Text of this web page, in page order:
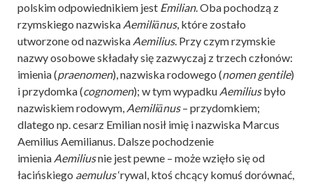
polskim odpowiednikiem jest Emilian. Oba pochodzą z
rzymskiego nazwiska Aemiliānus, które zostało
utworzone od nazwiska Aemilius. Przy czym rzymskie
nazwy osobowe składały się zazwyczaj z trzech członów:
imienia (praenomen), nazwiska rodowego (nomen gentile)
i przydomka (cognomen); w tym wypadku Aemiliusbyło
nazwiskiem rodowym, Aemiliānus– przydomkiem;
dlatego np. cesarz Emilian nosił imię i nazwiska Marcus
Aemilius Aemilianus. Dalsze pochodzenie
imienia Aemiliusnie jest pewne – może wzięło się od
łacińskiego aemulus‘rywal, ktoś chcący komuś dorównać,